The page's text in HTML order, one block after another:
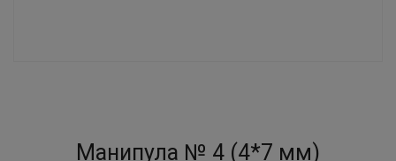
Манипула № 4 (4*7 мм)